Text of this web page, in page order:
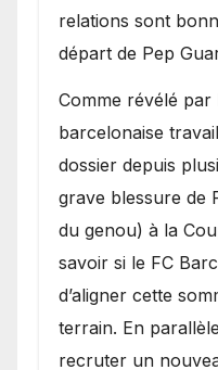
relations sont
départ de Pep
​Comme révélé
barcelonaise
dossier depuis
grave blessure de
du genou) à la
savoir si le FC
d’aligner cette
terrain. En
recruter un